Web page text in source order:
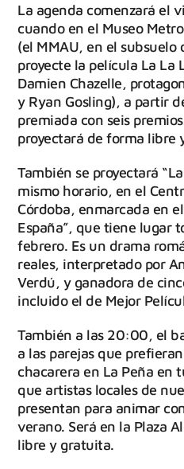
La agenda comenzará el
cuando en el Museo
(el MMAU, en el subsuelo
proyecte la película La La
Damien Chazelle,
y Ryan Gosling), a partir
premiada con seis
proyectará de forma libre
También se proyectará
mismo horario, en el
Córdoba, enmarcada en
España”, que tiene lugar
febrero. Es un drama
reales, interpretado por
Verdú, y ganadora de
incluido el de Mejor
También a las 20:00, el
a las parejas que
chacarera en La Peña en
que artistas locales de
presentan para animar
verano. Será en la Plaza
libre y gratuita.